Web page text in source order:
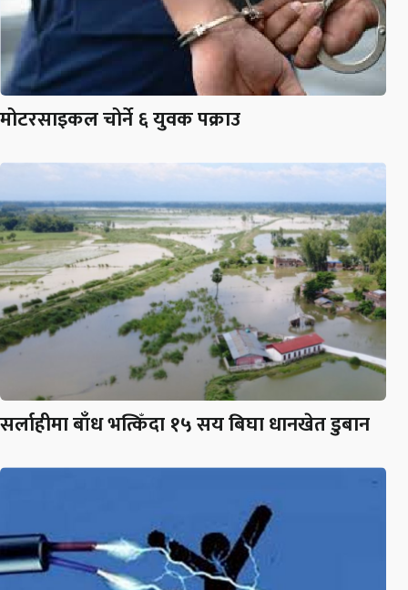
मोटरसाइकल चोर्ने ६ युवक पक्राउ
सर्लाहीमा बाँध भत्किँदा १५ सय बिघा धानखेत डुबान